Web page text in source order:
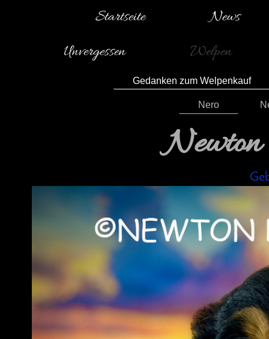
Startseite
News
Unvergessen
Welpen
Gedanken zum Welpenkauf
Nero